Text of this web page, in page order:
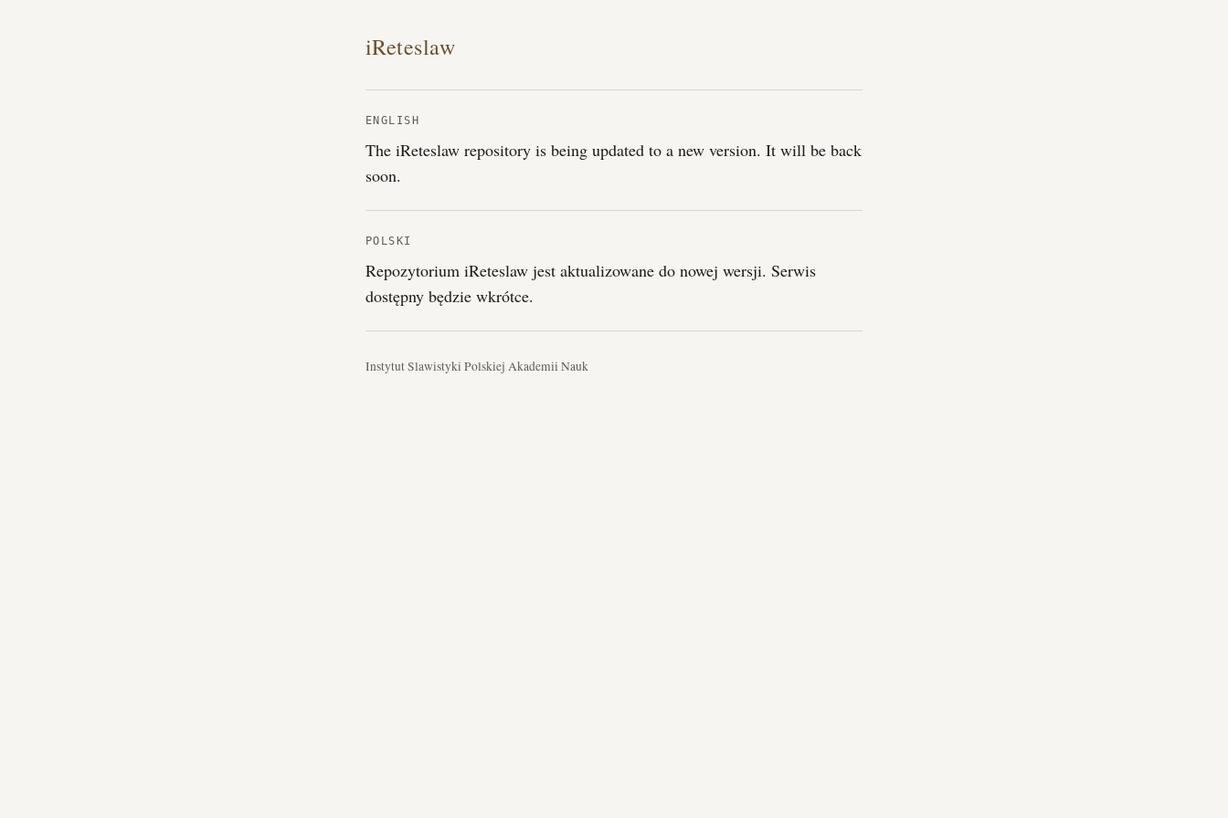
iReteslaw
ENGLISH
The iReteslaw repository is being updated to a new version. It will be back
soon.
POLSKI
Repozytorium iReteslaw jest aktualizowane do nowej wersji. Serwis
dostępny będzie wkrótce.
Instytut Slawistyki Polskiej Akademii Nauk